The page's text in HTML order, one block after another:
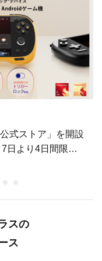
式ストア」を開設
日より4日間限定
スの
ス